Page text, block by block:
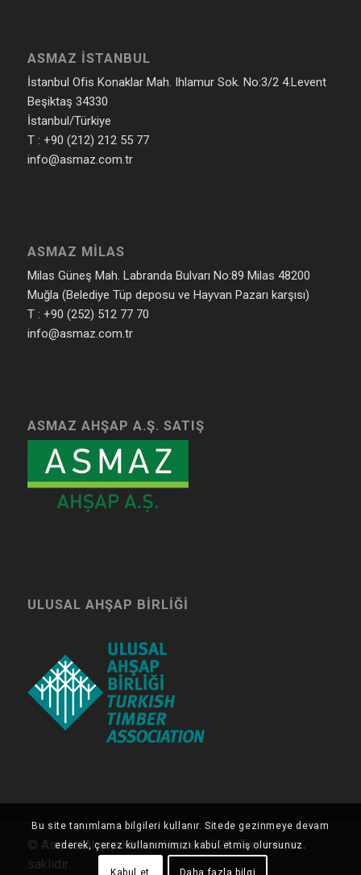
ASMAZ İSTANBUL
İstanbul Ofis Konaklar Mah. Ihlamur Sok. No:3/2 4.Levent
Beşiktaş 34330
İstanbul/Türkiye
T : +90 (212) 212 55 77
info@asmaz.com.tr
ASMAZ MILAS
Milas Güneş Mah. Labranda Bulvarı No:89 Milas 48200
Muğla (Belediye Tüp deposu ve Hayvan Pazarı karşısı)
T : +90 (252) 512 77 70
info@asmaz.com.tr
ASMAZ AHŞAP A.Ş. SATIŞ
ULUSAL AHŞAP BIRLIĞI
© Asmaz Ahşap Karkas Yapılar 2026. Tüm hakları
saklıdır.
Bu site tanımlama bilgileri kullanır. Sitede gezinmeye devam
ederek, çerez kullanımımızı kabul etmiş olursunuz.
Kabul et Daha fazla bilgi